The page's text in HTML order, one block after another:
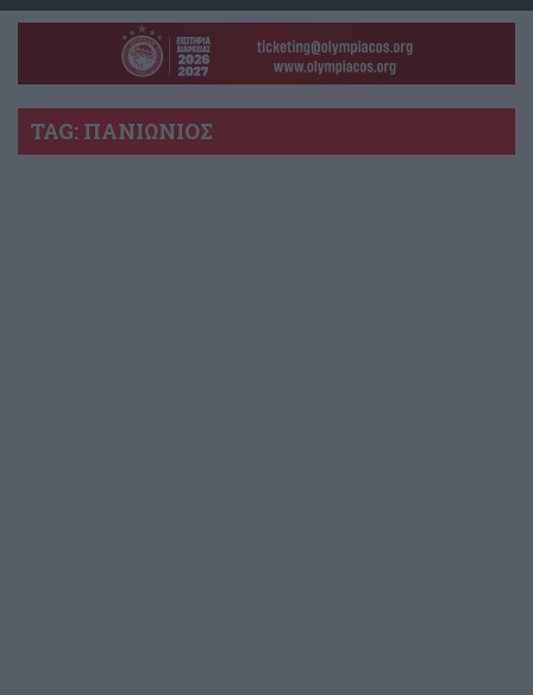
TAG: ΠΑΝΙΩΝΙΟΣ